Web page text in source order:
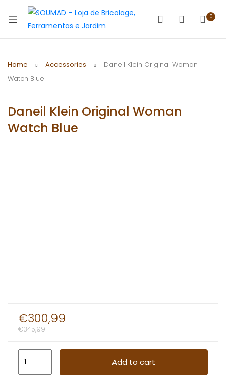
0
Home Accessories
Daneil Klein Original Woman
Watch Blue
Daneil Klein Original Woman
Watch Blue
€300,99
€345,99
Add to cart